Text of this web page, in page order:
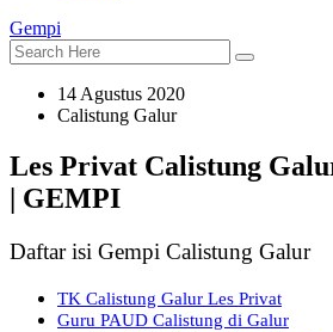
Gempi
14 Agustus 2020
Calistung Galur
Les Privat Calistung
| GEMPI
Daftar isi Gempi Calistung Galur
TK Calistung Galur Les Privat
Guru PAUD Calistung di Galur